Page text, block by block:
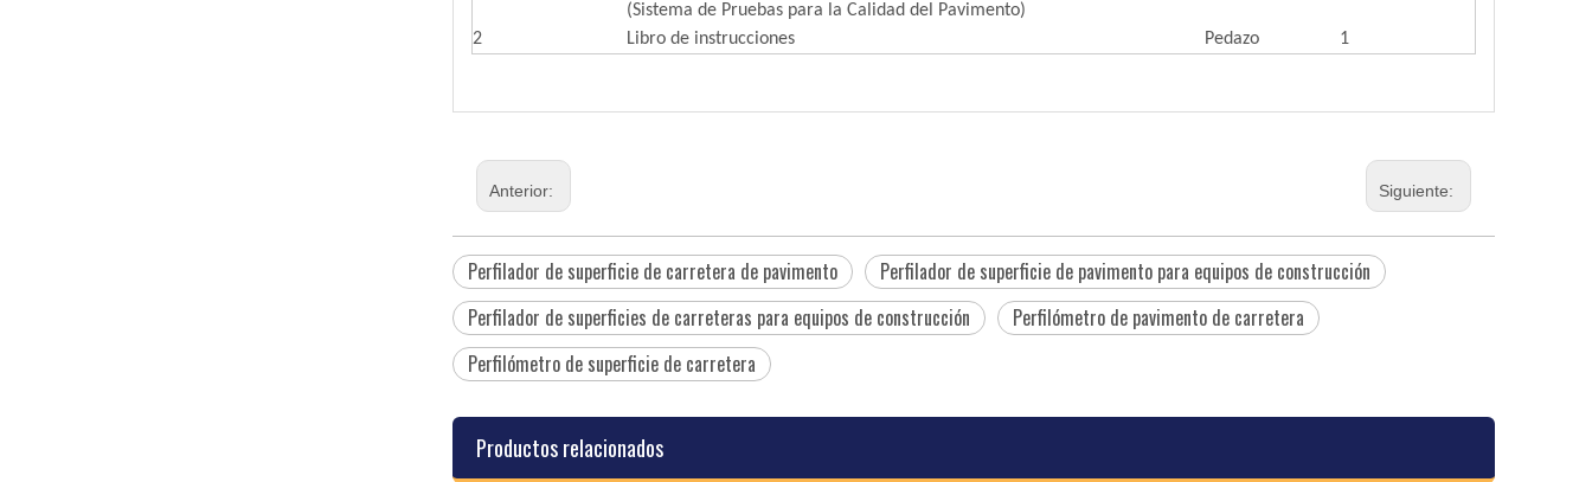
(Sistema de Pruebas para la Calidad del Pavimento)
2 Libro de instrucciones Pedazo 1
Anterior: Siguiente:
Perfilador de superficie de carretera de pavimento
Perfilador de superficie de pavimento para equipos de construcción
Perfilador de superficies de carreteras para equipos de construcción
Perfilómetro de pavimento de carretera
Perfilómetro de superficie de carretera
Productos relacionados